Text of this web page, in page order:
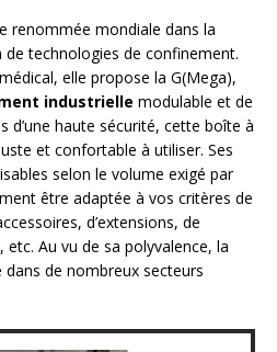
renommée mondiale dans la
technologies de confinement.
elle propose la G(Mega),
industrielle modulable et de
d’une haute sécurité, cette boîte à
et confortable à utiliser. Ses
selon le volume exigé par
être adaptée à vos critères de
d’extensions, de
etc. Au vu de sa polyvalence, la
de nombreux secteurs